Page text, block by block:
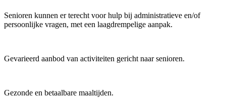
Senioren kunnen er terecht voor hulp bij administratieve en/of
persoonlijke vragen, met een laagdrempelige aanpak.
Gevarieerd aanbod van activiteiten gericht naar senioren.
Gezonde en betaalbare maaltijden.